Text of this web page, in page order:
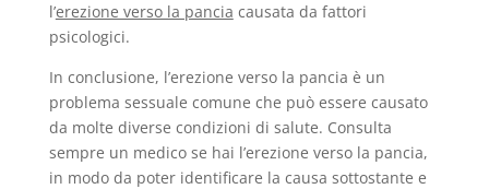
l’erezione verso la pancia causata da fattori
psicologici.
In conclusione, l’erezione verso la pancia è un
problema sessuale comune che può essere causato
da molte diverse condizioni di salute. Consulta
sempre un medico se hai l’erezione verso la pancia,
in modo da poter identificare la causa sottostante e